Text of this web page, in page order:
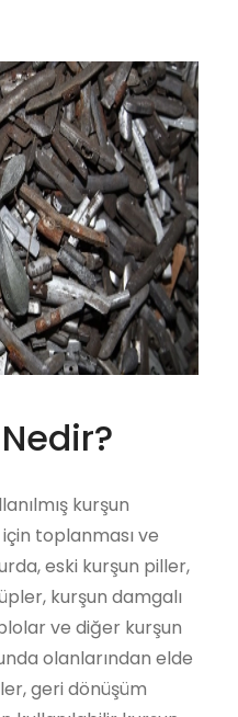
kurşun
toplanması ve
eski kurşun piller,
kurşun damgalı
ve diğer kurşun
olanlarından elde
geri dönüşüm